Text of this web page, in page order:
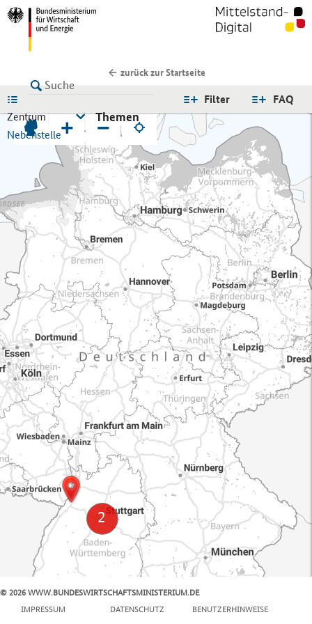
zurück zur Startseite
FAQ
Filter
Zentrum
Nebenstelle
Themen
+ −
© 2026 WWW.BUNDESWIRTSCHAFTSMINISTERIUM.DE
IMPRESSUM
DATENSCHUTZ BENUTZERHINWEISE